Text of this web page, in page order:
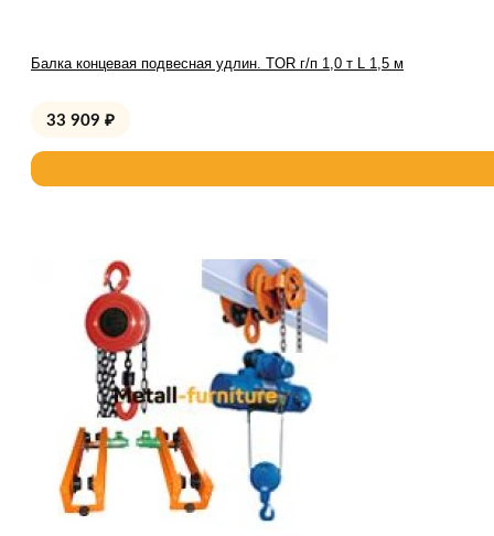
Балка концевая подвесная удлин. TOR г/п 1,0 т L 1,5 м
33 909 ₽